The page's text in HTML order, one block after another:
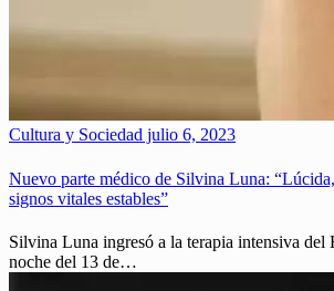
Cultura y Sociedad julio 6, 2023
Nuevo parte médico de Silvina Luna:
signos vitales estables”
Silvina Luna ingresó a la terapia intensiva del
noche del 13 de…